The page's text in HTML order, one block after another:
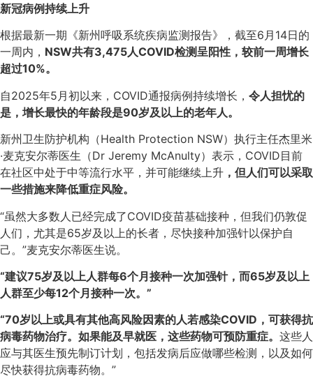
新冠病例持续上升
根据最新一期《新州呼吸系统疾病监测报告》，截至6月14日的
一周内， NSW共有3,475人COVID检测呈阳性，较前一周增长
超过10%。
自2025年5月初以来，COVID通报病例持续增长， 令人担忧的
是，增长最快的年龄段是90岁及以上的老年人。
新州卫生防护机构（Health Protection NSW）执行主任杰里米
·麦克安尔蒂医生（Dr Jeremy McAnulty）表示，COVID目前
在社区中处于中等流行水平，并可能继续上升 ，但人们可以采取
一些措施来降低重症风险。
“虽然大多数人已经完成了COVID疫苗基础接种，但我们仍敦促
人们，尤其是65岁及以上的长者，尽快接种加强针以保护自
己。”麦克安尔蒂医生说。
“建议75岁及以上人群每6个月接种一次加强针，而65岁及以上
人群至少每12个月接种一次。”
“70岁以上或具有其他高风险因素的人若感染COVID，可获得抗
病毒药物治疗。如果能及早就医，这些药物可预防重症。 这些人
应与其医生预先制订计划，包括发病后应做哪些检测，以及如何
尽快获得抗病毒药物。”